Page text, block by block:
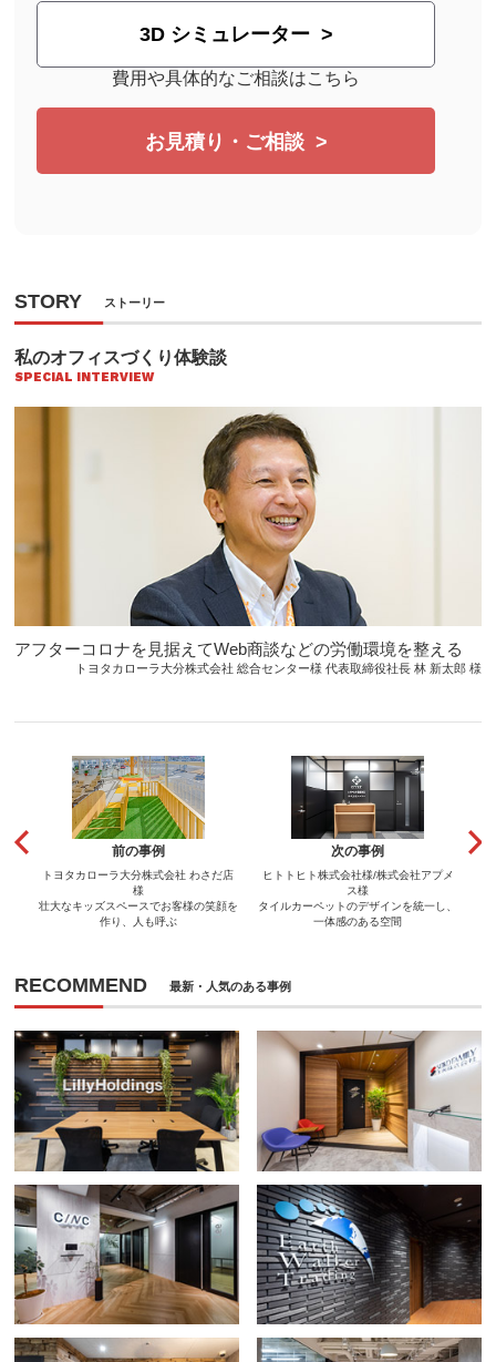
3D シミュレーター
費用や具体的なご相談はこちら
お見積り・ご相談
STORY ストーリー
私のオフィスづくり体験談
SPECIAL INTERVIEW
アフターコロナを見据えてWeb商談などの労働環境を整える
トヨタカローラ大分株式会社 総合センター様 代表取締役社長 林 新太郎 様
前の事例
トヨタカローラ大分株式会社 わさだ店
様
壮大なキッズスペースでお客様の笑顔を
作り、人も呼ぶ
次の事例
ヒトトヒト株式会社様/株式会社アプメ
ス様
タイルカーペットのデザインを統一し、
一体感のある空間
RECOMMEND 最新・人気のある事例